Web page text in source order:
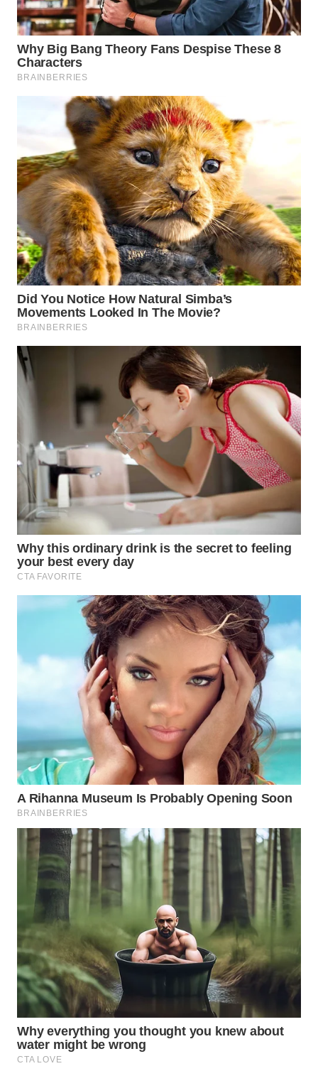
TAPANULI
SELATAN
WN
TANJUNG
WN
SIMALUNGUN
WN
LABUHANBATU
WN
TAPANULI
TENGAH
SERDANG
PAKPAK
WN
KARAWANG
WN
BEKASI
DEPOK
WN
TAPANULI
UTARA
WN
SAMOSIR
WN
PADANG
LAWAS
WN
SUMEDANG
WN
CIANJUR
WN
KEPULAUAN
SERIBU